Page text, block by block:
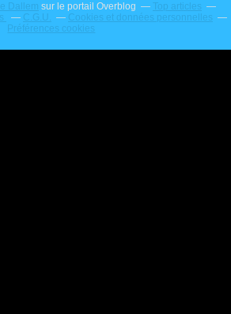
Dallem sur le portail Overblog
Top articles
C.G.U.
Cookies et données personnelles
Préférences cookies